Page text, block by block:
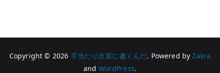
Copyright © 2026 手当たり次第に書くんだ. Powered byZakra
and WordPress.